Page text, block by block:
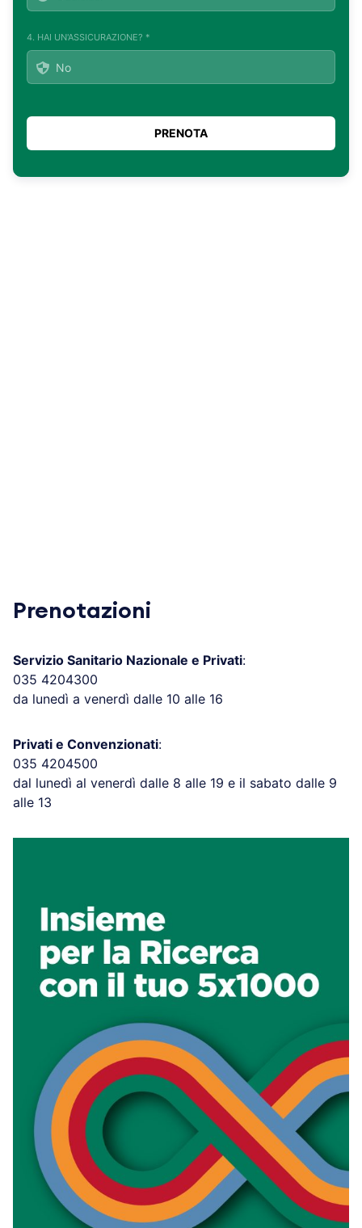
4. HAI UN'ASSICURAZIONE? *
Prenotazioni
Servizio Sanitario Nazionale e Privati:
035 4204300
da lunedì a venerdì dalle 10 alle 16
Privati e Convenzionati:
035 4204500
dal lunedì al venerdì dalle 8 alle 19 e il sabato dalle 9
alle 13